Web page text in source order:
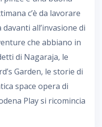
c’è da lavorare
all’invasione di
che abbiano in
di Nagaraja, le
Garden, le storie di
space opera di
Play si ricomincia